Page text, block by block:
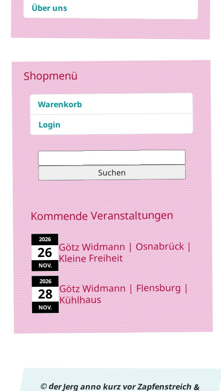
Über uns
Shopmenü
Warenkorb
Login
Suchen
nach:
Kommende Veranstaltungen
2026
26
NOV.
Götz Widmann | Osnabrück |
Kleine Freiheit
2026
28
NOV.
Götz Widmann | Flensburg |
Kühlhaus
© der Jerg anno kurz vor Zapfenstreich &